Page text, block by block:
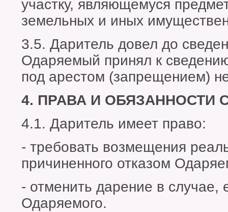
участку, являющемуся
земельных и иных
3.5. Даритель довел до
Одаряемый принял к
под арестом (запрещением)
4. ПРАВА И ОБЯЗАННОСТИ
4.1. Даритель имеет право:
- требовать возмещения
причиненного отказом
- отменить дарение в случае,
Одаряемого.